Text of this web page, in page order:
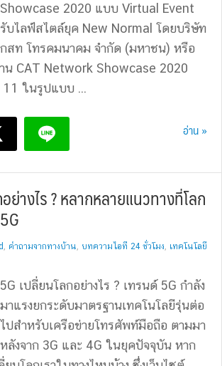
Showcase 2020 แบบ Virtual Event
รับไลฟ์สไตล์ยุค New Normal โดยบริษัท
กสท โทรคมนาคม จำกัด (มหาชน) หรือ
น CAT Network Showcase 2020
11 ในรูปแบบ ...
อ่าน »
ย่างไร ? หลากหลายแนวทางที่โลก
, คำถามจากทางบ้าน, บทความไอที 24 ชั่วโมง, เทคโนโลยี
5G เปลี่ยนโลกอย่างไร ? เทรนด์ 5G กำลัง
มาแรงยกระดับมาตรฐานเทคโนโลยีรุ่นต่อ
ไปสำหรับเครือข่ายโทรศัพท์มือถือ ตามมา
หลังจาก 3G และ 4G ในยุคปัจจุบัน หาก